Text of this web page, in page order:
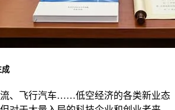
成
、飞行汽车……低空经济的各类新业态